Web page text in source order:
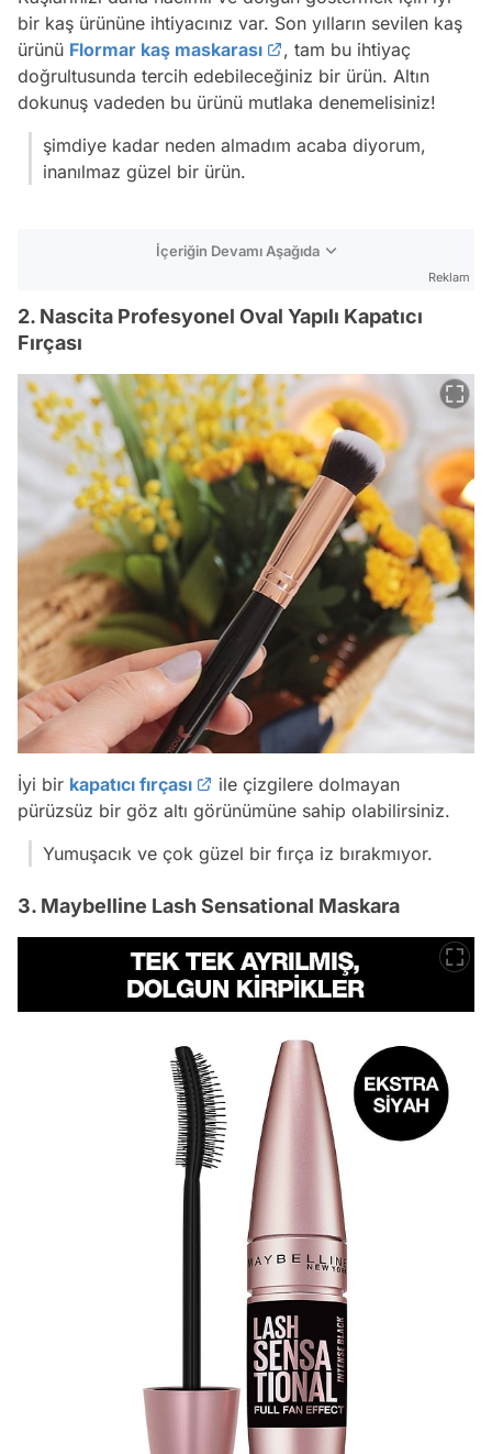
bir kaş ürününe ihtiyacınız var. Son yılların sevilen kaş
ürünü Flormar kaş maskarası
, tam bu ihtiyaç
doğrultusunda tercih edebileceğiniz bir ürün. Altın
dokunuş vadeden bu ürünü mutlaka denemelisiniz!
şimdiye kadar neden almadım acaba diyorum,
inanılmaz güzel bir ürün.
İçeriğin Devamı Aşağıda
Reklam
2. Nascita Profesyonel Oval Yapılı Kapatıcı
Fırçası
İyi bir kapatıcı fırçası
ile çizgilere dolmayan
pürüzsüz bir göz altı görünümüne sahip olabilirsiniz.
Yumuşacık ve çok güzel bir fırça iz bırakmıyor.
3. Maybelline Lash Sensational Maskara